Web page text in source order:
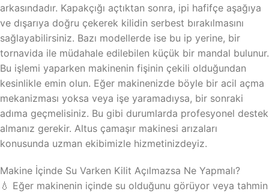
arkasındadır. Kapakçığı açtıktan sonra, ipi hafifçe aşağıya
ve dışarıya doğru çekerek kilidin serbest bırakılmasını
sağlayabilirsiniz. Bazı modellerde ise bu ip yerine, bir
tornavida ile müdahale edilebilen küçük bir mandal bulunur.
Bu işlemi yaparken makinenin fişinin çekili olduğundan
kesinlikle emin olun. Eğer makinenizde böyle bir acil açma
mekanizması yoksa veya işe yaramadıysa, bir sonraki
adıma geçmelisiniz. Bu gibi durumlarda profesyonel destek
almanız gerekir. Altus çamaşır makinesi arızaları
konusunda uzman ekibimizle hizmetinizdeyiz.
Makine İçinde Su Varken Kilit Açılmazsa Ne Yapmalı?
💧 Eğer makinenin içinde su olduğunu görüyor veya tahmin